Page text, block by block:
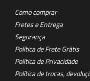
Como comprar
Fretes e Entrega
Segurança
Política de Frete Grátis
Política de Privacidade
Política de trocas,